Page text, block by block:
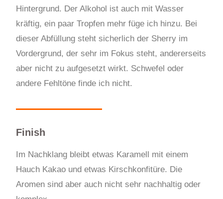
Hintergrund. Der Alkohol ist auch mit Wasser
kräftig, ein paar Tropfen mehr füge ich hinzu. Bei
dieser Abfüllung steht sicherlich der Sherry im
Vordergrund, der sehr im Fokus steht, andererseits
aber nicht zu aufgesetzt wirkt. Schwefel oder
andere Fehltöne finde ich nicht.
Finish
Im Nachklang bleibt etwas Karamell mit einem
Hauch Kakao und etwas Kirschkonfitüre. Die
Aromen sind aber auch nicht sehr nachhaltig oder